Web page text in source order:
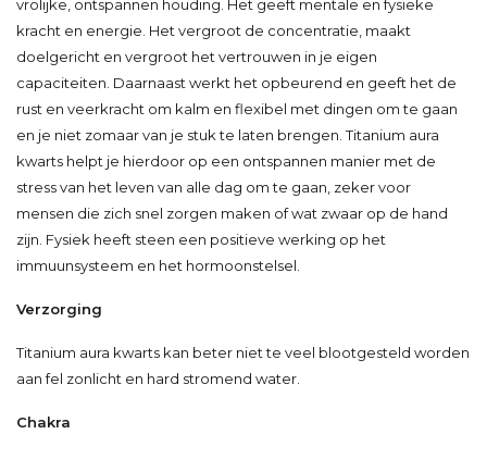
vrolijke, ontspannen houding. Het geeft mentale en fysieke
kracht en energie. Het vergroot de concentratie, maakt
doelgericht en vergroot het vertrouwen in je eigen
capaciteiten. Daarnaast werkt het opbeurend en geeft het de
rust en veerkracht om kalm en flexibel met dingen om te gaan
en je niet zomaar van je stuk te laten brengen. Titanium aura
kwarts helpt je hierdoor op een ontspannen manier met de
stress van het leven van alle dag om te gaan, zeker voor
mensen die zich snel zorgen maken of wat zwaar op de hand
zijn. Fysiek heeft steen een positieve werking op het
immuunsysteem en het hormoonstelsel.
Verzorging
Titanium aura kwarts kan beter niet te veel blootgesteld worden
aan fel zonlicht en hard stromend water.
Chakra